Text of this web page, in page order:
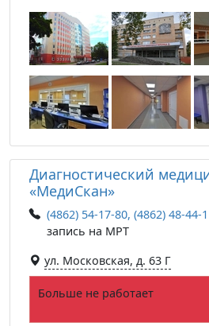
Диагностический
«МедиСкан»
(4862) 54-17-80, (4862) 48-44-
запись на МРТ
ул. Московская, д. 63 Г
Больше не работает